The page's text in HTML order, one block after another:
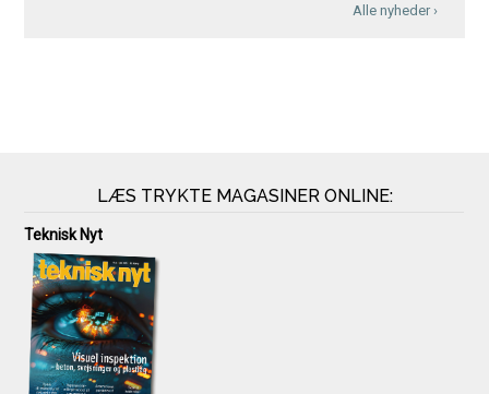
Alle nyheder ›
LÆS TRYKTE MAGASINER ONLINE:
Teknisk Nyt